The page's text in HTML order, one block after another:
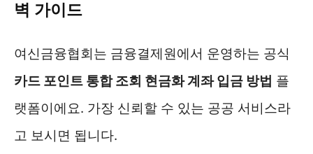
벽 가이드
여신금융협회는 금융결제원에서 운영하는 공식
카드 포인트 통합 조회 현금화 계좌 입금 방법 플
랫폼이에요. 가장 신뢰할 수 있는 공공 서비스라
고 보시면 됩니다.